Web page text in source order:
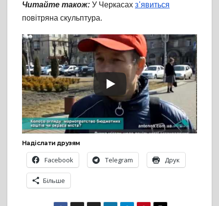
Читайте також: У Черкасах з᾽явиться
повітряна скульптура.
Надіслати друзям
Facebook Telegram Друк
Більше